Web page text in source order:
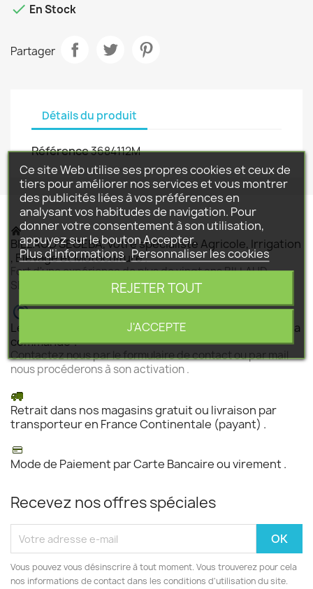
 En Stock
Partager
Détails du produit
Référence3684112M
BILLAUD SEGEBA, votre spécialiste Agricole, Irrigation
, Elevage et Motoculture .
Fort d'une expérience de plus de vingt ans BILLAUD
SEGEBA vous accompagne dans tous vos projets .
Le produit est disponible mais n 'est pas activé pour la
commande ?
Contactez nous par le formulaire de contact ou par mail
nous procéderons à son activation .
Retrait dans nos magasins gratuit ou livraison par
transporteur en France Continentale (payant) .
Mode de Paiement par Carte Bancaire ou virement .
Recevez nos offres spéciales
Vous pouvez vous désinscrire à tout moment. Vous trouverez pour cela
nos informations de contact dans les conditions d'utilisation du site.
Ce site Web utilise ses propres cookies et ceux de
tiers pour améliorer nos services et vous montrer
des publicités liées à vos préférences en
analysant vos habitudes de navigation. Pour
donner votre consentement à son utilisation,
appuyez sur le bouton Accepter.
Plus d'informations Personnaliser les cookies
REJETER TOUT
J'ACCEPTE